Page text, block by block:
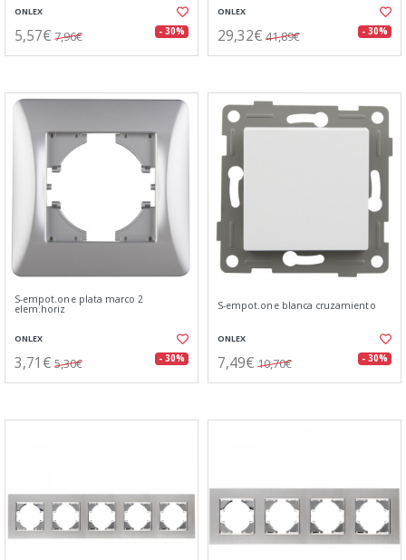
ONLEX
5,57€ 7,96€ - 30%
ONLEX
29,32€ 41,89€ - 30%
S-empot.one plata marco 2
elem.horiz
ONLEX
3,71€ 5,30€ - 30%
S-empot.one blanca cruzamiento
ONLEX
7,49€ 10,70€ - 30%